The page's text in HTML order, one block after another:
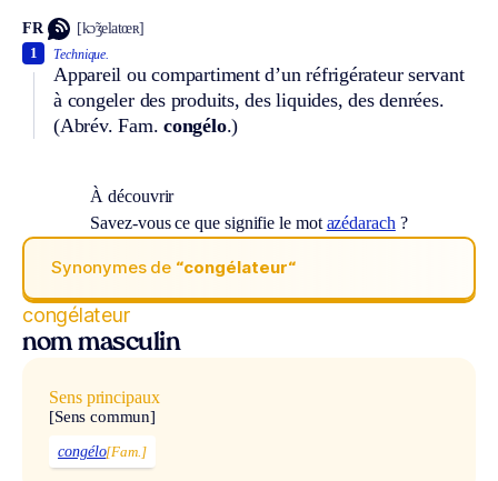
FR [kɔ̃ʒelatœʀ]
Technique.
Appareil ou compartiment d’un réfrigérateur servant
à congeler des produits, des liquides, des denrées.
(Abrév. Fam. congélo.)
1
À découvrir
Savez-vous ce que signifie le mot azédarach ?
Synonymes de “congélateur“
congélateur
nom masculin
Sens principaux
[Sens commun]
congélo[Fam.]